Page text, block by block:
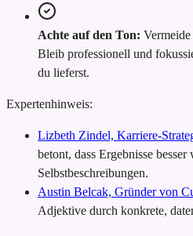
Achte auf den Ton:
Bleib professionell und
du lieferst.
Expertenhinweis:
Lizbeth Zindel, Karriere-
betont, dass Ergebnisse
Selbstbeschreibungen.
Austin Belcak, Gründer von
Adjektive durch konkrete,